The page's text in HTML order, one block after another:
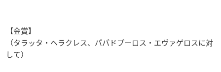
【金賞】
（タラッタ・ヘラクレス、パパドプーロス・エヴァゲロスに対
して）